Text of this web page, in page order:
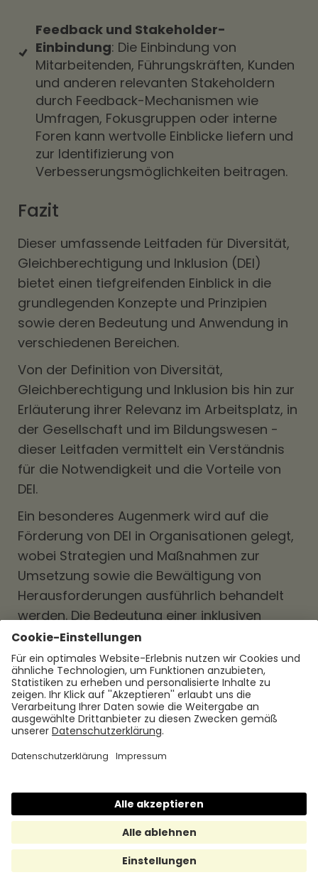
Feedback und Stakeholder-
Einbindung: Die Einbindung von
Mitarbeitenden, Führungskräften, Kunden
und anderen relevanten Stakeholdern
durch Feedback-Mechanismen wie
Umfragen, Fokusgruppen oder interne
Foren kann wertvolle Einblicke liefern und
zur Identifizierung von
Verbesserungsmöglichkeiten beitragen.
Fazit
Dieser umfassende Leitfaden für Diversität,
Gleichberechtigung und Inklusion (DEI)
bietet einen tiefgreifenden Einblick in die
grundlegenden Konzepte und Prinzipien
sowie deren Bedeutung und Anwendung in
verschiedenen Bereichen.
Von der Definition von Diversität,
Gleichberechtigung und Inklusion bis hin zur
Erläuterung ihrer Relevanz im Arbeitsplatz, in
der Gesellschaft und im Bildungswesen -
dieser Leitfaden vermittelt ein Verständnis
für die Notwendigkeit und die Vorteile von
DEI.
Ein besonderes Augenmerk wird auf die
Förderung von DEI in Organisationen gelegt,
wobei Strategien und Maßnahmen zur
Umsetzung sowie die Bewältigung von
Herausforderungen ausführlich behandelt
werden. Die Bedeutung einer inklusiven
Unternehmenskultur, geschulten
Führungskräften und gezielten
Rekrutierungspraktiken wird ebenso betont
wie die Notwendigkeit, Vorurteile und
Diskriminierung aktiv anzugehen.
Darüber hinaus wird die Messung des
Erfolgs von DEI-Initiativen als
Fortschritts und zur Identifizierung von
Verbesserungsmöglichkeiten
hervorgehoben. Die Verwendung von DEI-
Metriken und die Einbindung von